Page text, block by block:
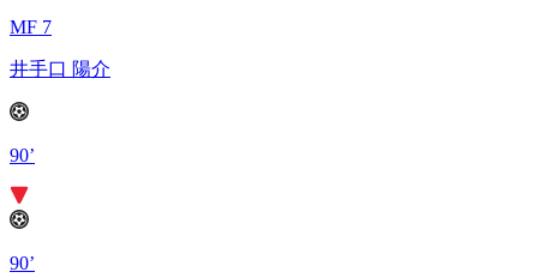
MF 7
井手口 陽介
90’
90’